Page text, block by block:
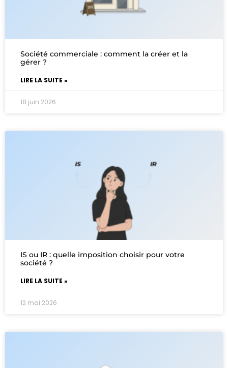
Société commerciale : comment la créer et la
gérer ?
LIRE LA SUITE »
18 juin 2026
IS ou IR : quelle imposition choisir pour votre
société ?
LIRE LA SUITE »
12 mai 2026